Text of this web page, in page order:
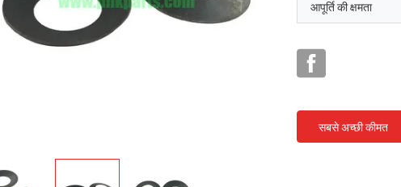
आपूर्ति की क्षमता
सबसे अच्छी कीमत